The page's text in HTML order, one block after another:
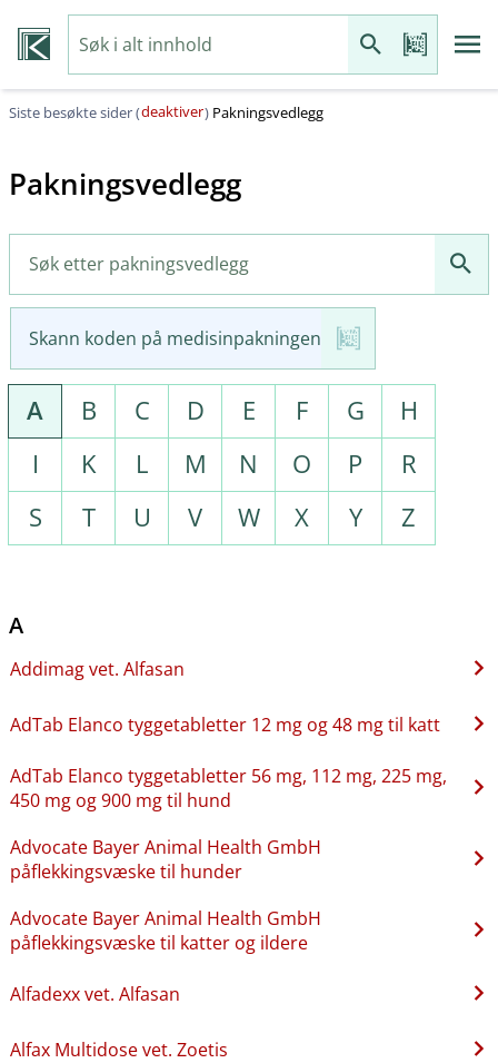
Siste besøkte sider (deaktiver) Pakningsvedlegg
Pakningsvedlegg
Skann koden på medisinpakningen
A B C D E F G
H
I
K L M N O P
R
S
T U V W X Y Z
A
Addimag vet. Alfasan
AdTab Elanco tyggetabletter 12 mg og 48 mg til katt
AdTab Elanco tyggetabletter 56 mg, 112 mg, 225 mg,
450 mg og 900 mg til hund
Advocate Bayer Animal Health GmbH
påflekkingsvæske til hunder
Advocate Bayer Animal Health GmbH
påflekkingsvæske til katter og ildere
Alfadexx vet. Alfasan
Alfax Multidose vet. Zoetis